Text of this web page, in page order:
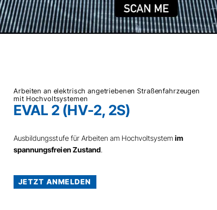
Arbeiten an elektrisch angetriebenen Straßenfahrzeugen
mit Hochvoltsystemen
EVAL 2 (HV-2, 2S)
Ausbildungsstufe für Arbeiten am Hochvoltsystemim
spannungsfreien Zustand.
JETZT ANMELDEN